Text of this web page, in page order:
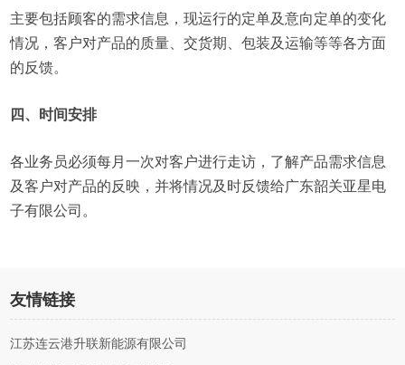
主要包括顾客的需求信息，现运行的定单及意向定单的变化
情况，客户对产品的质量、交货期、包装及运输等等各方面
的反馈。
四、时间安排
各业务员必须每月一次对客户进行走访，了解产品需求信息
及客户对产品的反映，并将情况及时反馈给广东韶关亚星电
子有限公司。
友情链接
江苏连云港升联新能源有限公司